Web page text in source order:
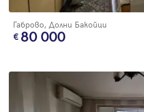
Габрово, Долни Бакойци
80 000